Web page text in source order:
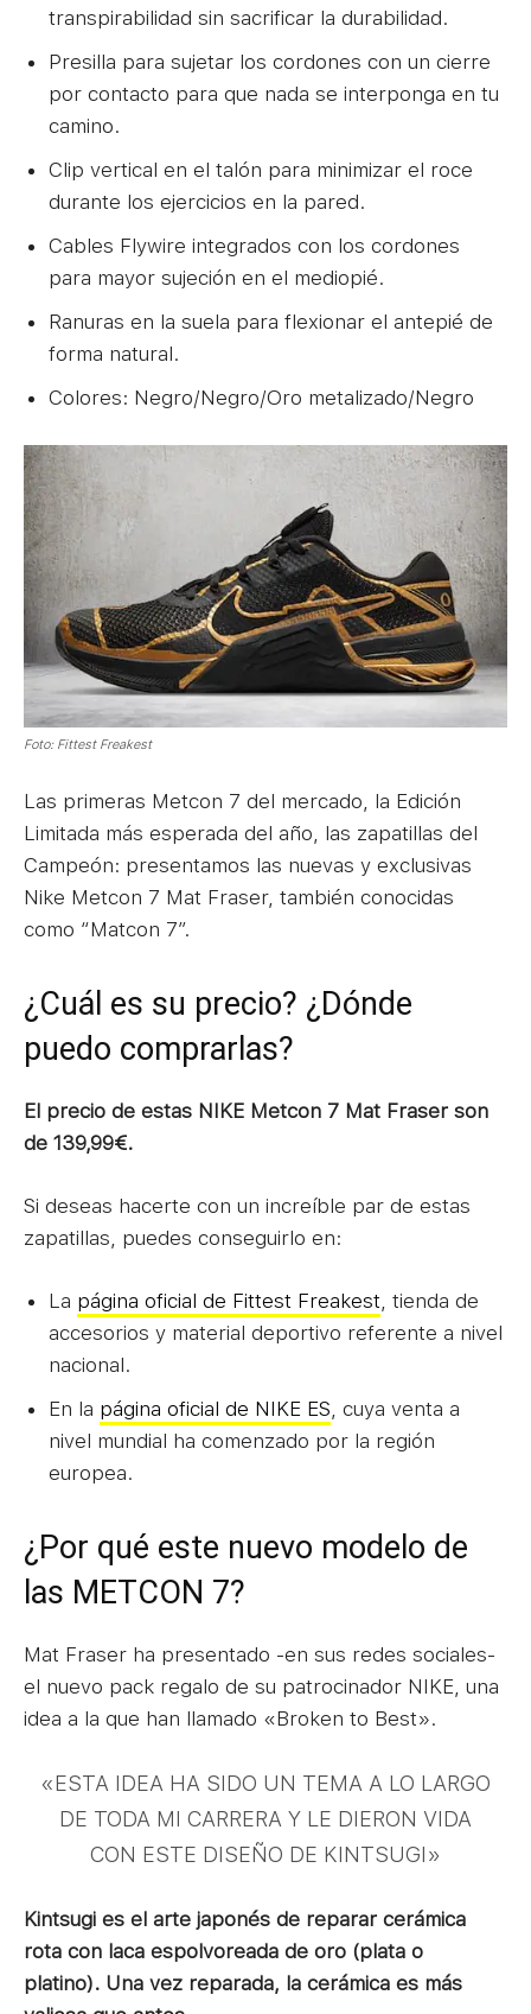
transpirabilidad sin sacrificar la durabilidad.
Presilla para sujetar los cordones con un cierre
por contacto para que nada se interponga en tu
camino.
Clip vertical en el talón para minimizar el roce
durante los ejercicios en la pared.
Cables Flywire integrados con los cordones
para mayor sujeción en el mediopié.
Ranuras en la suela para flexionar el antepié de
forma natural.
Colores: Negro/Negro/Oro metalizado/Negro
Foto: Fittest Freakest
Las primeras Metcon 7 del mercado, la Edición
Limitada más esperada del año, las zapatillas del
Campeón: presentamos las nuevas y exclusivas
Nike Metcon 7 Mat Fraser, también conocidas
como “Matcon 7”.
¿Cuál es su precio? ¿Dónde
puedo comprarlas?
El precio de estas NIKE Metcon 7 Mat Fraser son
de 139,99€.
Si deseas hacerte con un increíble par de estas
zapatillas, puedes conseguirlo en:
La página oficial de Fittest Freakest, tienda de
accesorios y material deportivo referente a nivel
nacional.
En la página oficial de NIKE ES, cuya venta a
nivel mundial ha comenzado por la región
europea.
¿Por qué este nuevo modelo de
las METCON 7?
Mat Fraser ha presentado -en sus redes sociales-
el nuevo pack regalo de su patrocinador NIKE, una
idea a la que han llamado «Broken to Best».
«ESTA IDEA HA SIDO UN TEMA A LO LARGO
DE TODA MI CARRERA Y LE DIERON VIDA
CON ESTE DISEÑO DE KINTSUGI»
Kintsugi es el arte japonés de reparar cerámica
rota con laca espolvoreada de oro (plata o
platino). Una vez reparada, la cerámica es más